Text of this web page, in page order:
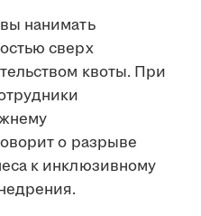
нанимать
сверх
квоты. При
о разрыве
к инклюзивному